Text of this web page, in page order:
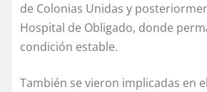
de Colonias Unidas y
Hospital de Obligado, donde
condición estable.
También se vieron implicadas en